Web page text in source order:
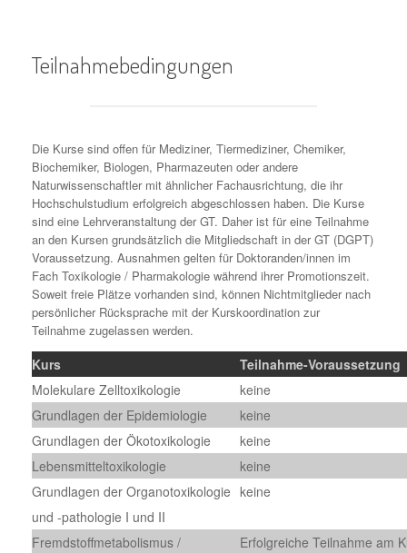
Teilnahmebedingungen
Die Kurse sind offen für Mediziner, Tiermediziner, Chemiker,
Biochemiker, Biologen, Pharmazeuten oder andere
Naturwissenschaftler mit ähnlicher Fachausrichtung, die ihr
Hochschulstudium erfolgreich abgeschlossen haben. Die Kurse
sind eine Lehrveranstaltung der GT. Daher ist für eine Teilnahme
an den Kursen grundsätzlich die Mitgliedschaft in der GT (DGPT)
Voraussetzung. Ausnahmen gelten für Doktoranden/innen im
Fach Toxikologie / Pharmakologie während ihrer Promotionszeit.
Soweit freie Plätze vorhanden sind, können Nichtmitglieder nach
persönlicher Rücksprache mit der Kurskoordination zur
Teilnahme zugelassen werden.
Kurs
Teilnahme-Voraussetzung
Molekulare Zelltoxikologie
keine
Grundlagen der Epidemiologie
keine
Grundlagen der Ökotoxikologie
keine
Lebensmitteltoxikologie
keine
Grundlagen der Organotoxikologie
und -pathologie I und II
keine
Fremdstoffmetabolismus /
Erfolgreiche Teilnahme am